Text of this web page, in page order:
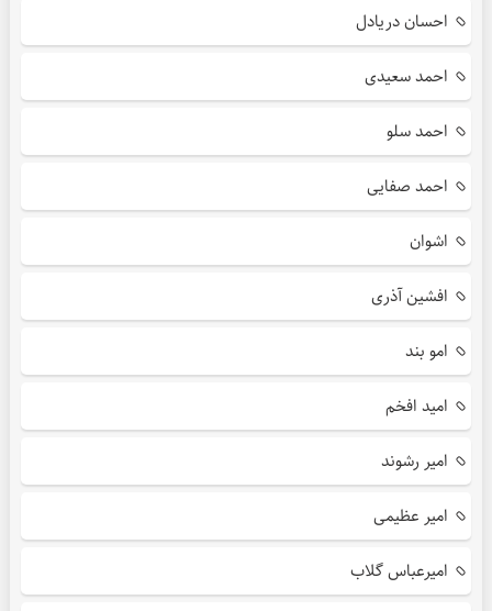
احسان دریادل
احمد سعیدی
احمد سلو
احمد صفایی
اشوان
افشین آذری
امو بند
امید افخم
امیر رشوند
امیر عظیمی
امیرعباس گلاب